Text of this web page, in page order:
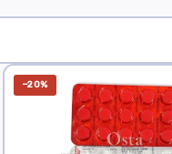
−20%